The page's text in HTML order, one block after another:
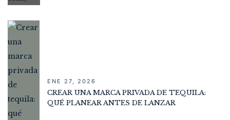
ENE 27, 2026
CREAR UNA MARCA PRIVADA DE TEQUILA:
QUÉ PLANEAR ANTES DE LANZAR